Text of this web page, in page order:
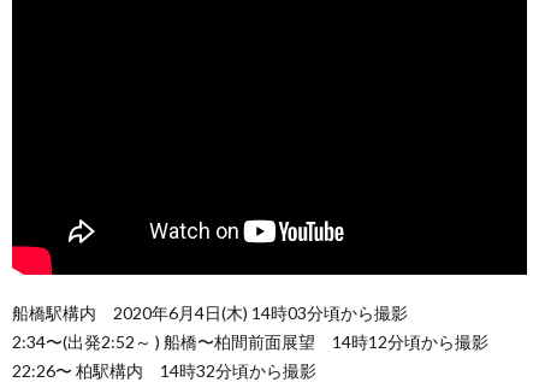
船橋駅構内 2020年6月4日(木) 14時03分頃から撮影
2:34〜(出発2:52～ ) 船橋〜柏間前面展望 14時12分頃から撮影
22:26〜 柏駅構内 14時32分頃から撮影